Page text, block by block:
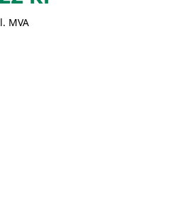
MVA